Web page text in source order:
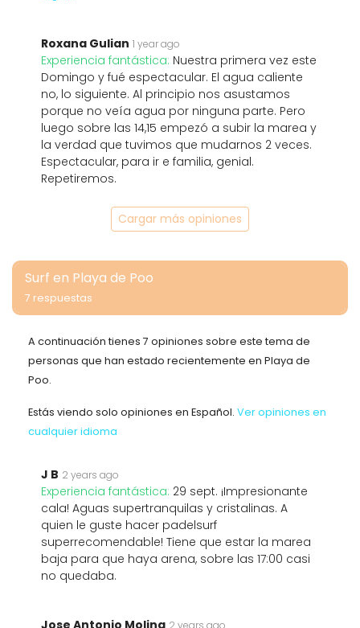
Roxana Gulian 1 year ago
Experiencia fantástica: Nuestra primera vez este
Domingo y fué espectacular. El agua caliente
no, lo siguiente. Al principio nos asustamos
porque no veía agua por ninguna parte. Pero
luego sobre las 14,15 empezó a subir la marea y
la verdad que tuvimos que mudarnos 2 veces.
Espectacular, para ir e familia, genial.
Repetiremos.
Cargar más opiniones
Surf en Playa de Poo
7 respuestas
A continuación tienes 7 opiniones sobre este tema de
personas que han estado recientemente en Playa de
Poo.
Estás viendo solo opiniones en Español. Ver opiniones en
cualquier idioma
J B 2 years ago
Experiencia fantástica: 29 sept. ¡Impresionante
cala! Aguas supertranquilas y cristalinas. A
quien le guste hacer padelsurf
superrecomendable! Tiene que estar la marea
baja para que haya arena, sobre las 17:00 casi
no quedaba.
Jose Antonio Molina 2 years ago